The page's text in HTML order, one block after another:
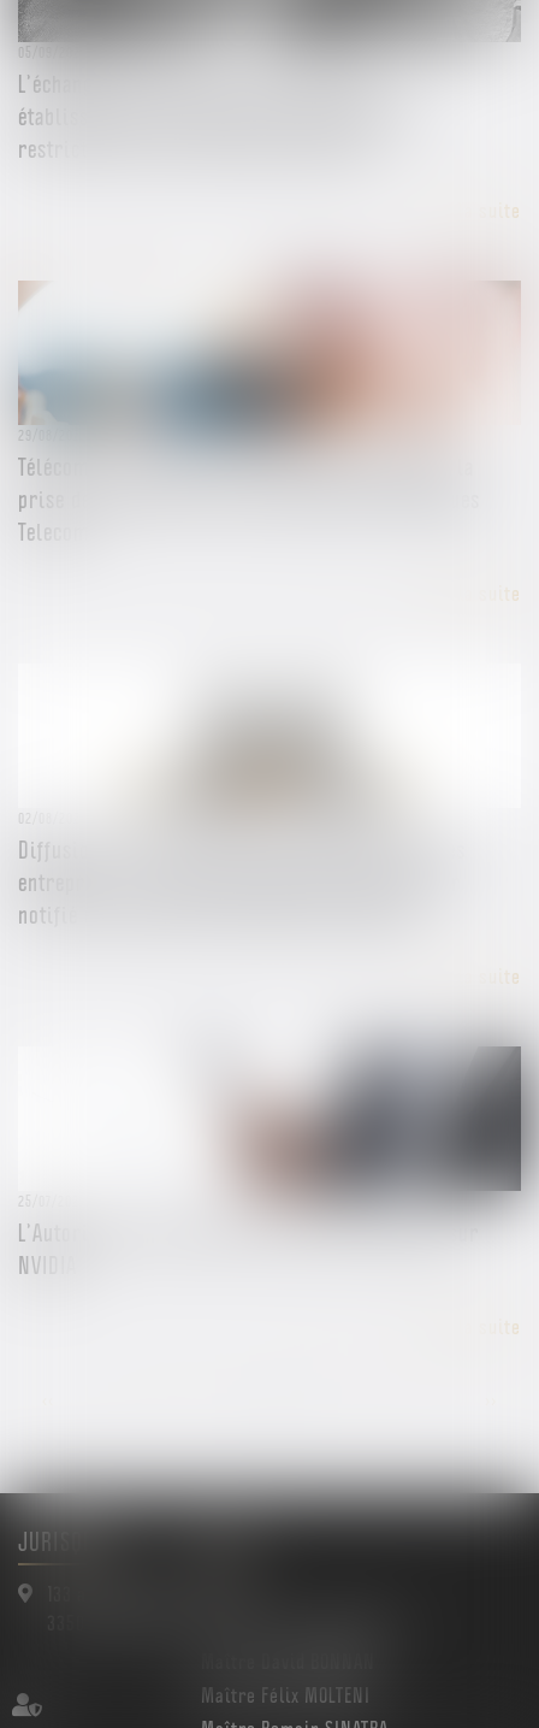
L’échange d’informations entre plusieurs
établissements de crédit est constitutif d’une
restriction de la concurrence par objet
05/09/2024
Lire la suite
Télécoms : L’Autorité de la concurrence autorise la
prise de contrôle de La Poste Telecom par Bouygues
Telecom
29/08/2024
Lire la suite
Diffusion en masse d’informations légales sur les
entreprises : le rapporteur général indique avoir
notifié un rapport à deux acteurs du secteur
02/08/2024
Lire la suite
L’Autorité de la concurrence confirme enquêter sur
NVIDIA
25/07/2024
Lire la suite
JURISQUAD
Maître Félix MOLTENI